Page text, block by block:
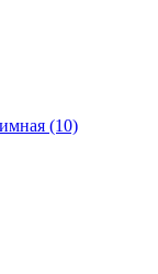
(10)